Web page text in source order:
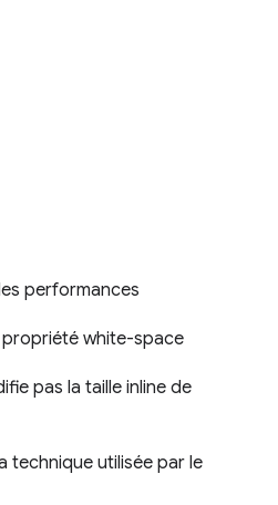
performances
white-space
pas la taille inline de
technique utilisée par le